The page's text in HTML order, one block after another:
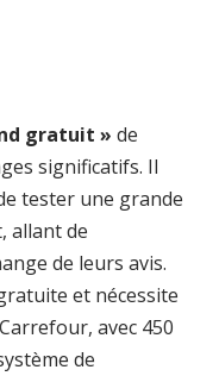
gratuit » de
significatifs. Il
tester une grande
allant de
de leurs avis.
et nécessite
avec 450
de